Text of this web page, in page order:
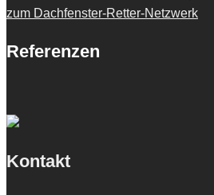
zum Dachfenster-Retter-Netzwerk
Referenzen
Kontakt